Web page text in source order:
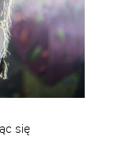
się